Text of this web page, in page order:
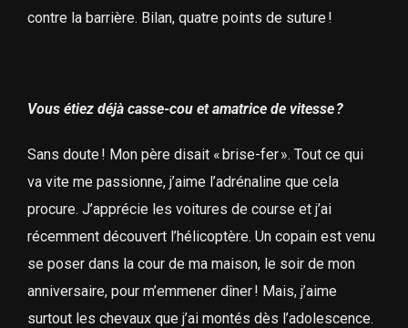
contre la barrière. Bilan, quatre points de suture !
Vous étiez déjà casse-cou et amatrice de vitesse ?
Sans doute ! Mon père disait « brise-fer ». Tout ce qui
va vite me passionne, j’aime l’adrénaline que cela
procure. J’apprécie les voitures de course et j’ai
récemment découvert l’hélicoptère. Un copain est venu
se poser dans la cour de ma maison, le soir de mon
anniversaire, pour m’emmener dîner ! Mais, j’aime
surtout les chevaux que j’ai montés dès l’adolescence.